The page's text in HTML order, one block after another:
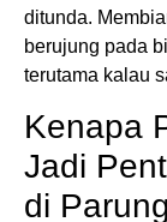
ditunda.
berujung pada
terutama kalau
Kenapa
Jadi
di